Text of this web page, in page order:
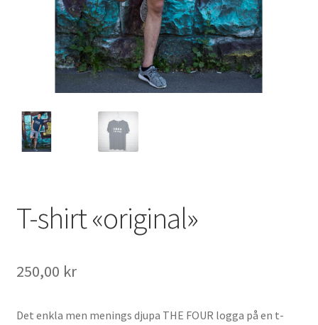
T-shirt «original»
250,00 kr
Det enkla men menings djupa THE FOUR logga på en t-